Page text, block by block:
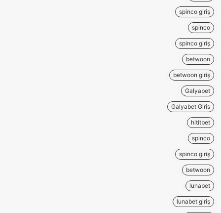
spinco giriş
spinco
spinco giriş
betwoon
betwoon giriş
Galyabet
Galyabet Giris
hititbet
spinco
spinco giriş
betwoon
lunabet
lunabet giriş